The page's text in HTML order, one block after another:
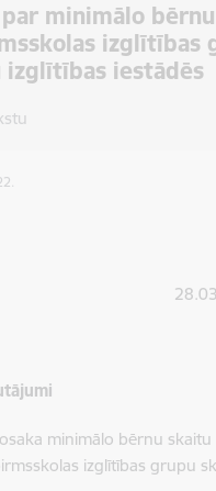
minimālo
izglītības
izglītības iestādēs
minimālo bērnu
izglītības grupu